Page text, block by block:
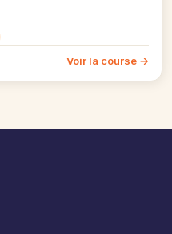
Voir la course →